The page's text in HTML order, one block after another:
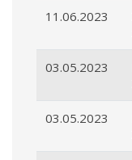
11.06.2023
03.05.2023
03.05.2023